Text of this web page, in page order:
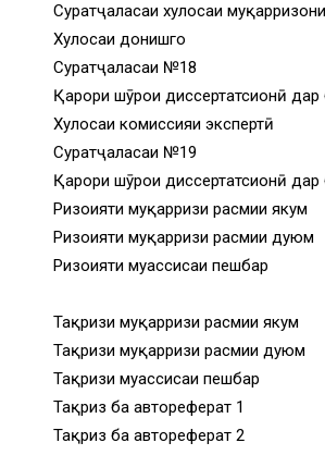
Суратҷаласаи хулосаи
Хулосаи донишгоҳ
Суратҷаласаи №18
Қарори шӯрои диссертатсионӣ
Хулосаи комиссияи экспертӣ
Суратҷаласаи №19
Қарори шӯрои диссертатсионӣ дар
Ризоияти муқарризи расмии якум
Ризоияти муқарризи расмии дуюм
Ризоияти муассисаи пешбар
Тақризи муқарризи расмии якум
Тақризи муқарризи расмии дуюм
Тақризи муассисаи пешбар
Тақриз ба автореферат 1
Тақриз ба автореферат 2